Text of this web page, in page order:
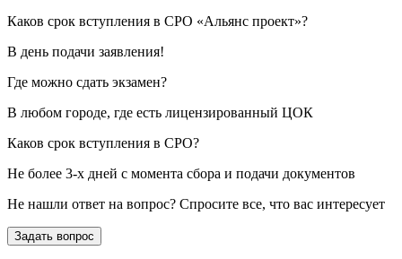
Каков срок вступления в СРО «Альянс проект»?
В день подачи заявления!
Где можно сдать экзамен?
В любом городе, где есть лицензированный ЦОК
Каков срок вступления в СРО?
Не более 3-х дней с момента сбора и подачи документов
Не нашли ответ на вопрос? Спросите все, что вас интересует
Задать вопрос